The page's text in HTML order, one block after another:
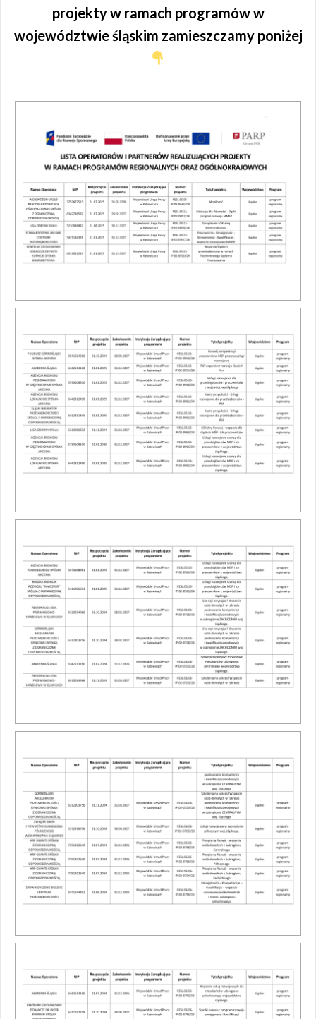
projekty w ramach programów w
województwie śląskim zamieszczamy poniżej